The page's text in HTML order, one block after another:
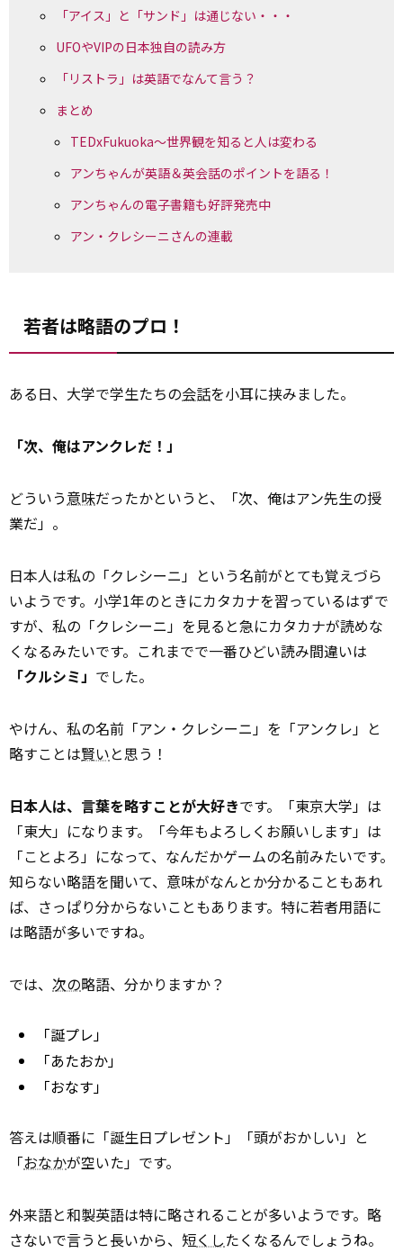
「アイス」と「サンド」は通じない・・・
UFOやVIPの日本独自の読み方
「リストラ」は英語でなんて言う？
まとめ
TEDxFukuoka～世界観を知ると人は変わる
アンちゃんが英語＆英会話のポイントを語る！
アンちゃんの電子書籍も好評発売中
アン・クレシーニさんの連載
若者は略語のプロ！
ある日、大学で学生たちの会話を小耳に挟みました。
「次、俺はアンクレだ！」
どういう意味だったかというと、「次、俺はアン先生の授
業だ」。
日本人は私の「クレシーニ」という名前がとても覚えづら
いようです。小学1年のときにカタカナを習っているはずで
すが、私の「クレシーニ」を見ると急にカタカナが読めな
くなるみたいです。これまでで一番ひどい読み間違いは
「クルシミ」 でした。
やけん、私の名前「アン・クレシーニ」を「アンクレ」と
略すことは賢いと思う！
日本人は、言葉を略すことが大好きです。「東京大学」は
「東大」になります。「今年もよろしくお願いします」は
「ことよろ」になって、なんだかゲームの名前みたいです。
知らない略語を聞いて、意味がなんとか分かることもあれ
ば、さっぱり分からないこともあります。特に若者用語に
は略語が多いですね。
では、 次の略語、分かりますか？
「誕プレ」
「あたおか」
「おなす」
答えは順番に「誕生日プレゼント」「頭がおかしい」と
「おなかが空いた」です。
外来語と和製英語は特に略されることが多いようです。略
さないで言うと長いから、短くしたくなるんでしょうね。